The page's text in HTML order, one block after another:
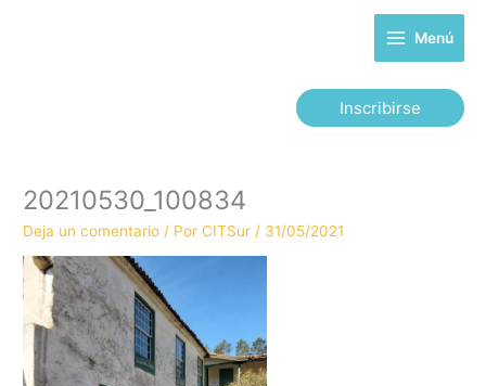
Menú
Inscribirse
20210530_100834
Deja un comentario / PorCITSur / 31/05/2021